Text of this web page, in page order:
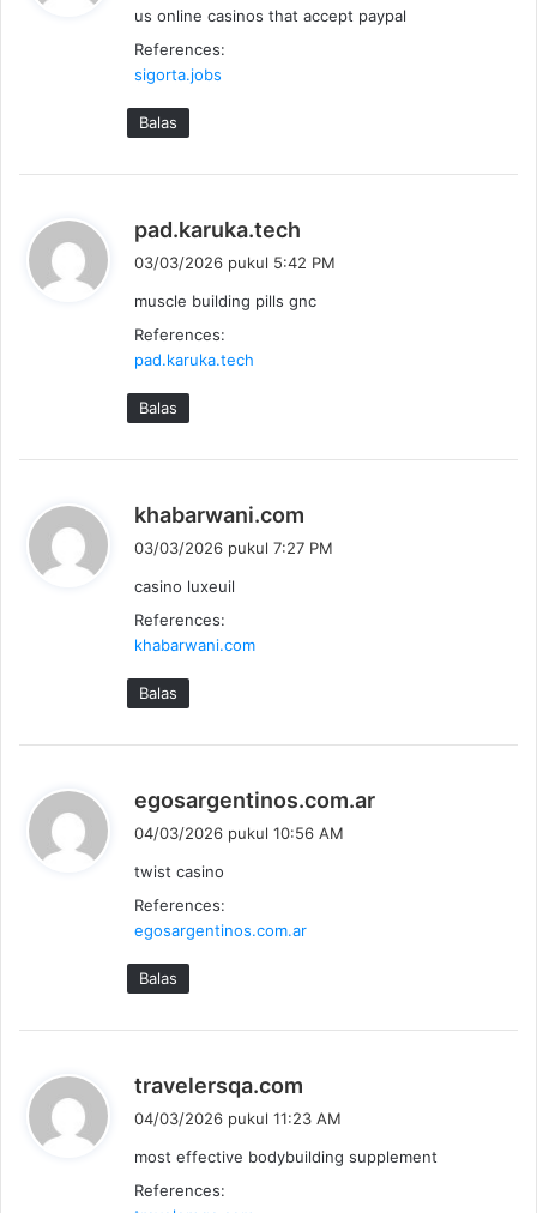
k
us online casinos that accept paypal
References:
sigorta.jobs
Balas
pad.karuka.tech
k
03/03/2026 pukul 5:42 PM
muscle building pills gnc
References:
pad.karuka.tech
Balas
khabarwani.com
03/03/2026 pukul 7:27 PM
casino luxeuil
References:
khabarwani.com
Balas
egosargentinos.com.ar
04/03/2026 pukul 10:56 AM
twist casino
References:
egosargentinos.com.ar
Balas
travelersqa.com
k
04/03/2026 pukul 11:23 AM
most effective bodybuilding supplement
References: